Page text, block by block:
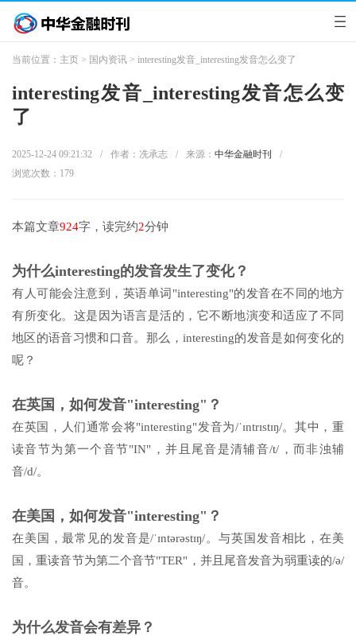
当前位置： 主页 > 国内资讯 > interesting发音_interesting发音怎么变了
interesting发音_interesting发音怎么变
了
2025-12-24 09:21:32 / 作者：冼承志 / 来源： 中华金融时刊
/
浏览次数： 179
本篇文章924字，读完约2分钟
为什么interesting的发音发生了变化？
有人可能会注意到，英语单词"interesting"的发音在不同的地方
有所变化。这是因为语言是活的，它不断地演变和适应了不同
地区的语音习惯和口音。那么，interesting的发音是如何变化的
呢？
在英国，如何发音"interesting"？
在英国，人们通常会将"interesting"发音为/ˈɪntrɪstɪŋ/。其中，重
读音节为第一个音节"IN"，并且尾音是清辅音/t/，而非浊辅
音/d/。
在美国，如何发音"interesting"？
在美国，最常见的发音是/ˈɪntərəstɪŋ/。与英国发音相比，在美
国，重读音节为第二个音节"TER"，并且尾音发音为弱重读的/ə/
音。
为什么发音会有差异？